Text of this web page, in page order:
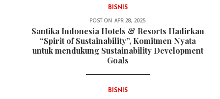
BISNIS
POST ON APR 28, 2025
Santika Indonesia Hotels & Resorts Hadirkan
“Spirit of Sustainability”, Komitmen Nyata
untuk mendukung Sustainability Development
Goals
BISNIS